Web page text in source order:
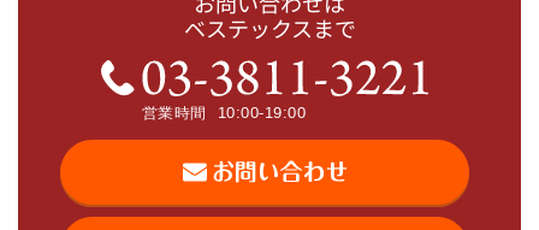
ベステックスまで